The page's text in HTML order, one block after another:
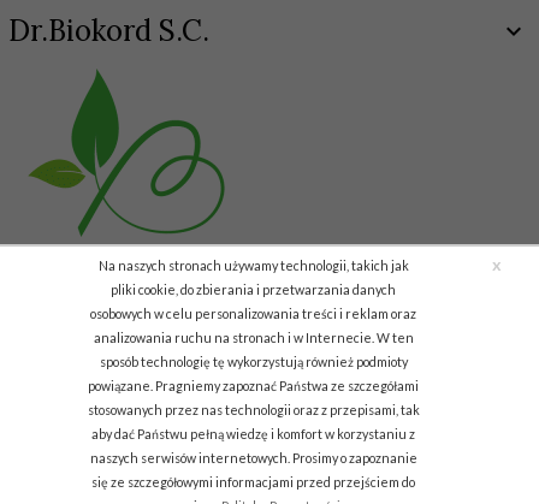
Dr.Biokord S.C.
info.biodar@gmail.com
Copyright © 2011 Biokord.com
Informacja o cookies|sklep internetowyRedCart.pl
Na naszych stronach używamy technologii, takich jak
pliki cookie, do zbierania i przetwarzania danych
osobowych w celu personalizowania treści i reklam oraz
analizowania ruchu na stronach i w Internecie. W ten
sposób technologię tę wykorzystują również podmioty
powiązane. Pragniemy zapoznać Państwa ze szczegółami
stosowanych przez nas technologii oraz z przepisami, tak
aby dać Państwu pełną wiedzę i komfort w korzystaniu z
naszych serwisów internetowych. Prosimy o zapoznanie
się ze szczegółowymi informacjami przed przejściem do
x